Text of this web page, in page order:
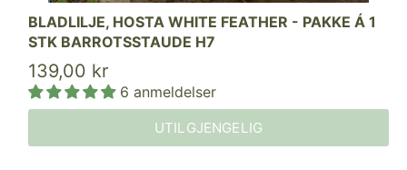
BLADLILJE, HOSTA WHITE FEATHER - PAKKE Á 1
STK BARROTSSTAUDE H7
139,00 kr
6 anmeldelser
UTILGJENGELIG